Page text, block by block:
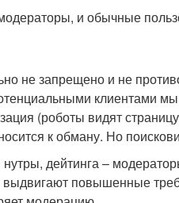
и обычные
не запрещено и не
клиентами
(роботы видят
к обману. Но
дейтинга –
повышенные